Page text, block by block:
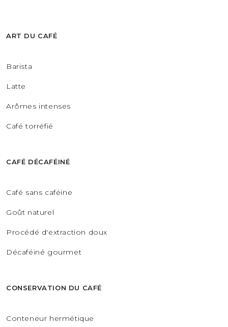
ART DU CAFÉ
Barista
Latte
Arômes intenses
Café torréfié
CAFÉ DÉCAFÉINÉ
Café sans caféine
Goût naturel
Procédé d'extraction doux
Décaféiné gourmet
CONSERVATION DU CAFÉ
Conteneur hermétique